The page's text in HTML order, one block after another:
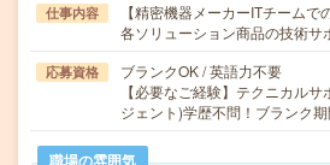
仕事内容
【精密機器メーカーITチームで
各ソリューション商品の技術
応募資格
ブランクOK / 英語力不要
【必要なご経験】テクニカル
ジェント)学歴不問！ブランク
職場の雰囲気